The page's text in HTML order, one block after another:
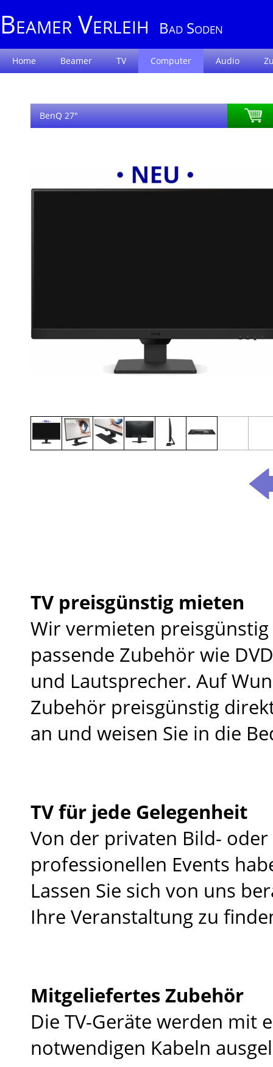
Beamer Verleih Bad Soden
Home Beamer TV Computer Audio
BenQ 27"
TV preisgünstig mieten
Wir vermieten
passende Zubehör wie
und Lautsprecher. Auf
Zubehör preisgünstig
an und weisen Sie in die
TV für jede Gelegenheit
Von der privaten Bild-
professionellen Events
Lassen Sie sich von uns
Ihre Veranstaltung zu
Mitgeliefertes Zubehör
Die TV-Geräte werden mit
notwendigen Kabeln